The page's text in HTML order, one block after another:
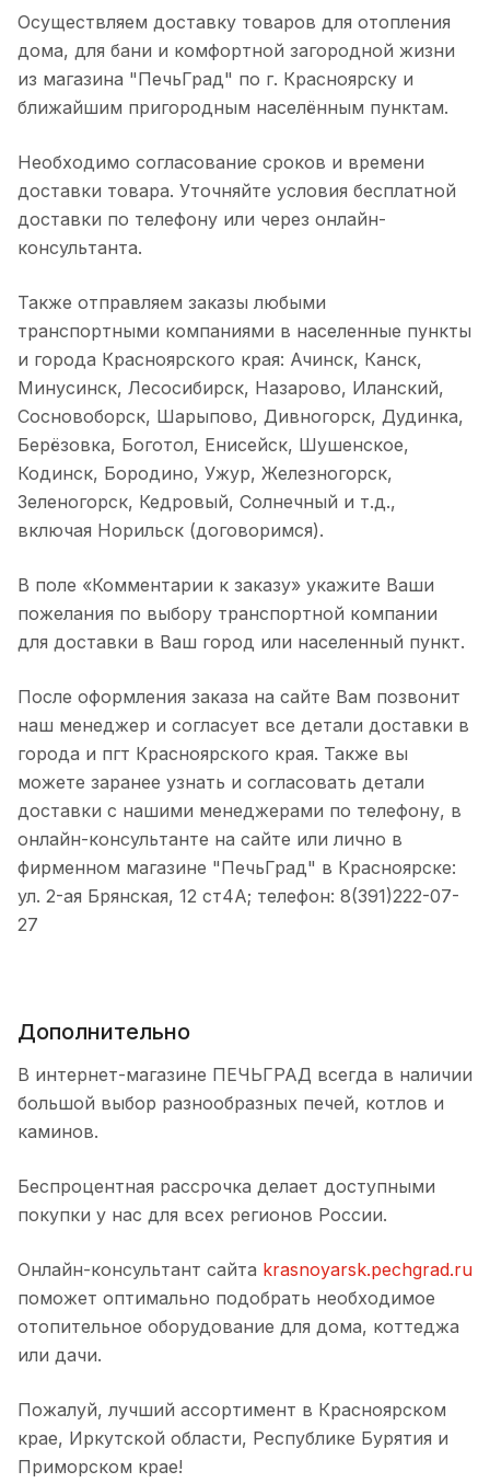
Осуществляем доставку товаров для отопления
дома, для бани и комфортной загородной жизни
из магазина "ПечьГрад" по г. Красноярску и
ближайшим пригородным населённым пунктам.
Необходимо согласование сроков и времени
доставки товара. Уточняйте условия бесплатной
доставки по телефону или через онлайн-
консультанта.
Также отправляем заказы любыми
транспортными компаниями в населенные пункты
и города Красноярского края: Ачинск, Канск,
Минусинск, Лесосибирск, Назарово, Иланский,
Сосновоборск, Шарыпово, Дивногорск, Дудинка,
Берёзовка, Боготол, Енисейск, Шушенское,
Кодинск, Бородино, Ужур, Железногорск,
Зеленогорск, Кедровый, Солнечный и т.д.,
включая Норильск (договоримся).
В поле «Комментарии к заказу» укажите Ваши
пожелания по выбору транспортной компании
для доставки в Ваш город или населенный пункт.
После оформления заказа на сайте Вам позвонит
наш менеджер и согласует все детали доставки в
города и пгт Красноярского края. Также вы
можете заранее узнать и согласовать детали
доставки с нашими менеджерами по телефону, в
онлайн-консультанте на сайте или лично в
фирменном магазине "ПечьГрад" в Красноярске:
ул. 2-ая Брянская, 12 ст4А; телефон: 8(391)222-07-
27
Дополнительно
В интернет-магазине ПЕЧЬГРАД всегда в наличии
большой выбор разнообразных печей, котлов и
каминов.
Беспроцентная рассрочка делает доступными
покупки у нас для всех регионов России.
Онлайн-консультант сайта krasnoyarsk.pechgrad.ru
поможет оптимально подобрать необходимое
отопительное оборудование для дома, коттеджа
или дачи.
Пожалуй, лучший ассортимент в Красноярском
крае, Иркутской области, Республике Бурятия и
Приморском крае!